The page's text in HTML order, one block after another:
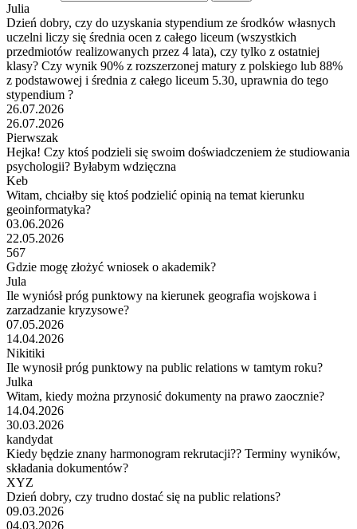
Julia
Dzień dobry, czy do uzyskania stypendium ze środków własnych
uczelni liczy się średnia ocen z całego liceum (wszystkich
przedmiotów realizowanych przez 4 lata), czy tylko z ostatniej
klasy? Czy wynik 90% z rozszerzonej matury z polskiego lub 88%
z podstawowej i średnia z całego liceum 5.30, uprawnia do tego
stypendium ?
26.07.2026
26.07.2026
Pierwszak
Hejka! Czy ktoś podzieli się swoim doświadczeniem że studiowania
psychologii? Byłabym wdzięczna
Keb
Witam, chciałby się ktoś podzielić opinią na temat kierunku
geoinformatyka?
03.06.2026
22.05.2026
567
Gdzie mogę złożyć wniosek o akademik?
Jula
Ile wyniósł próg punktowy na kierunek geografia wojskowa i
zarzadzanie kryzysowe?
07.05.2026
14.04.2026
Nikitiki
Ile wynosił próg punktowy na public relations w tamtym roku?
Julka
Witam, kiedy można przynosić dokumenty na prawo zaocznie?
14.04.2026
30.03.2026
kandydat
Kiedy będzie znany harmonogram rekrutacji?? Terminy wyników,
składania dokumentów?
XYZ
Dzień dobry, czy trudno dostać się na public relations?
09.03.2026
04.03.2026